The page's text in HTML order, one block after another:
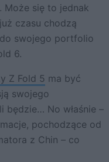
Może się to jednak
czasu chodzą
swojego portfolio
6.
Z Fold 5 ma być
swojego
będzie… No właśnie –
pochodzące od
z Chin – co